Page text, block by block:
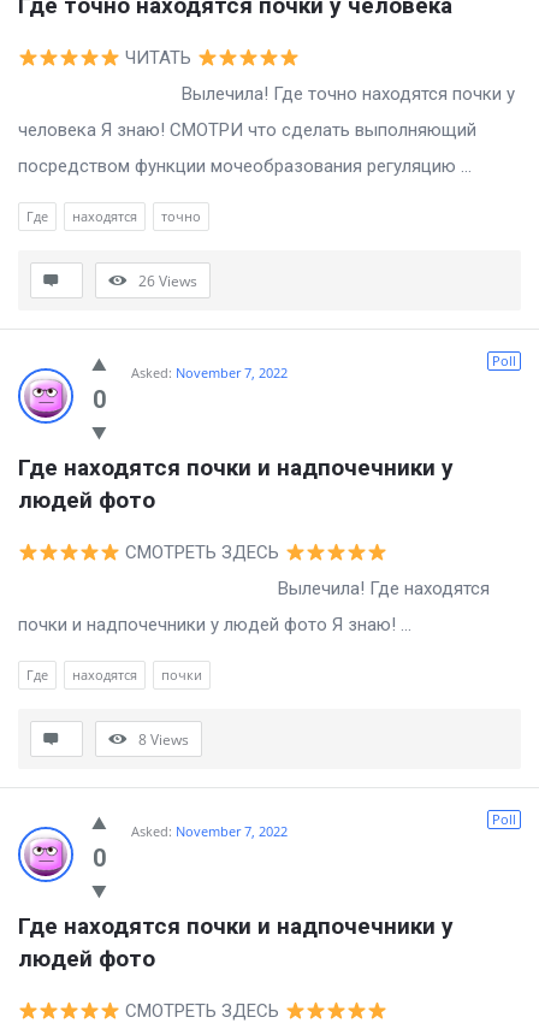
ЧИТАТЬ
Вылечила! Где точно находятся почки у
человека Я знаю! СМОТРИ что сделать выполняющий
посредством функции мочеобразования регуляцию ...
Где находятся точно
26Views
0
Poll
Asked: November 7, 2022
Где находятся почки и надпочечники у
людей фото
СМОТРЕТЬ ЗДЕСЬ
Вылечила! Где находятся
почки и надпочечники у людей фото Я знаю! ...
Где находятся почки
8Views
0
Poll
Asked: November 7, 2022
Где находятся почки и надпочечники у
людей фото
СМОТРЕТЬ ЗДЕСЬ